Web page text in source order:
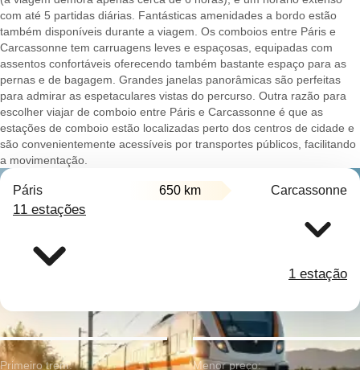
com até 5 partidas diárias. Fantásticas amenidades a bordo estão
também disponíveis durante a viagem. Os comboios entre Páris e
Carcassonne tem carruagens leves e espaçosas, equipadas com
assentos confortáveis oferecendo também bastante espaço para as
pernas e de bagagem. Grandes janelas panorâmicas são perfeitas
para admirar as espetaculares vistas do percurso. Outra razão para
escolher viajar de comboio entre Páris e Carcassonne é que as
estações de comboio estão localizadas perto dos centros de cidade e
são convenientemente acessíveis por transportes públicos, facilitando
a movimentação.
Páris 650 km Carcassonne
11 estações
1 estação
Primeiro trem: Menor preço: